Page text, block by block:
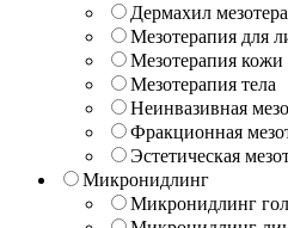
Дермахил
Мезотерапия для
Мезотерапия кожи
Мезотерапия тела
Неинвазивная
Фракционная
Эстетическая
Микронидлинг
Микронидлинг